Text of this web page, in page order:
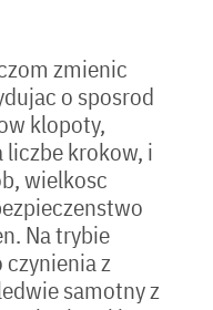
zmienic
o sposrod
klopoty,
krokow, i
wielkosc
Na trybie
z
samotny z